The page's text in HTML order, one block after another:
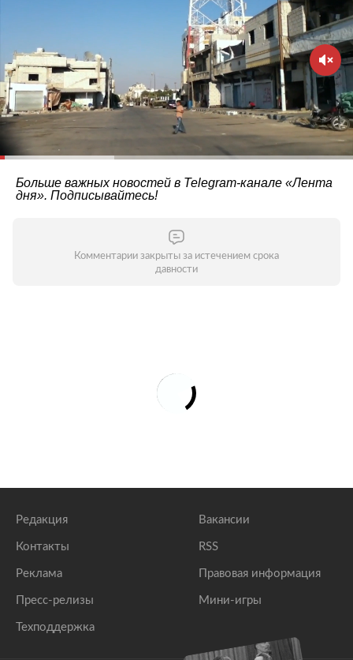
Больше важных новостей в Telegram-канале «Лента
дня». Подписывайтесь!
Комментарии закрыты за истечением срока
давности
Редакция
Контакты
Реклама
Пресс-релизы
Техподдержка
Вакансии
RSS
Правовая информация
Мини-игры